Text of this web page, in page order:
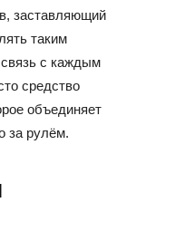
заставляющий
таким
с каждым
средство
объединяет
за рулём.